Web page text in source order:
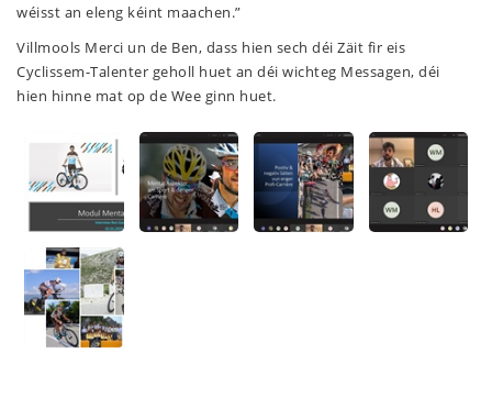
wéisst an eleng kéint maachen.”
Villmools Merci un de Ben, dass hien sech déi Zäit fir eis
Cyclissem-Talenter geholl huet an déi wichteg Messagen, déi
hien hinne mat op de Wee ginn huet.